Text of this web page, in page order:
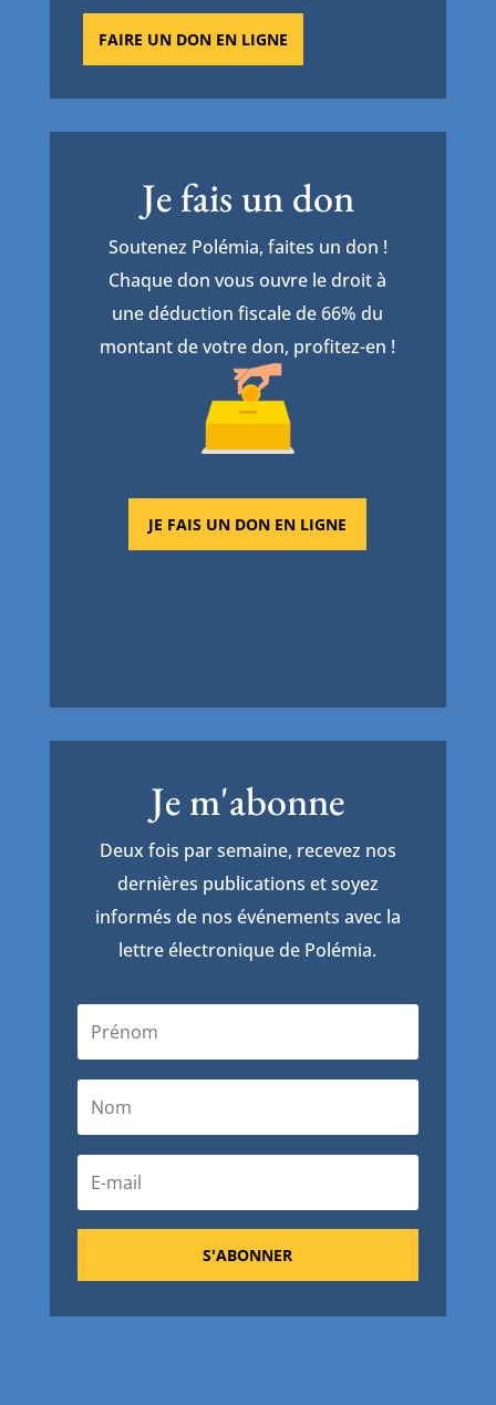
FAIRE UN DON EN LIGNE
Je fais un don
Soutenez Polémia, faites un don !
Chaque don vous ouvre le droit à
une déduction fiscale de 66% du
montant de votre don, profitez-en !
JE FAIS UN DON EN LIGNE
Je m'abonne
Deux fois par semaine, recevez nos
dernières publications et soyez
informés de nos événements avec la
lettre électronique de Polémia.
S'ABONNER